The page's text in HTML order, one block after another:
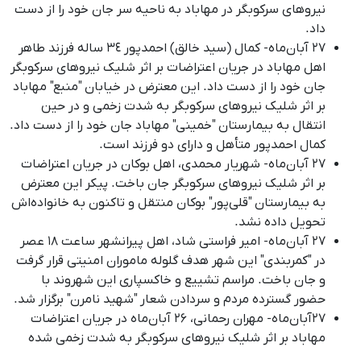
نیروهای سرکوبگر در مهاباد به ناحیه سر جان خود را از دست
داد.
۲۷ آبان‌ماه- کمال (سید خالق) احمدپور ٣٤ سالە فرزند طاهر
اهل مهاباد در جریان اعتراضات بر اثر شلیک نیروهای سرکوبگر
جان خود را از دست داد. این معترض در خیابان "منبع" مهاباد
بر اثر شلیک نیروهای سرکوبگر به شدت زخمی و در حین
انتقال به بیمارستان "خمینی" مهاباد جان خود را از دست داد.
کمال احمدپور متأهل و دارای دو فرزند است.
۲۷ آبان‌ماه- شهریار محمدی، اهل بوکان در جریان اعتراضات
بر اثر شلیک نیروهای سرکوبگر جان باخت. پیکر این معترض
به بیمارستان "قلی‌پور" بوکان منتقل و تاکنون به خانواده‌اش
تحویل داده نشد.
۲۷ آبان‌ماه- امیر فراستی شاد، اهل پیرانشهر ساعت ١٨ عصر
در "کمربندی" این شهر هدف گلوله ماموران امنیتی قرار گرفت
و جان باخت. مراسم تشییع و خاکسپاری این شهروند با
حضور گسترده مردم و سردادن شعار "شهید نامرن" برگزار شد.
۲۷آبان‌ماه- مهران رحمانی، ۲۶ آبان‌ماه در جریان اعتراضات
مهاباد بر اثر شلیک نیروهای سرکوبگر به شدت زخمی شده